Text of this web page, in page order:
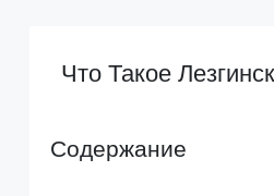
Что Такое
Содержание